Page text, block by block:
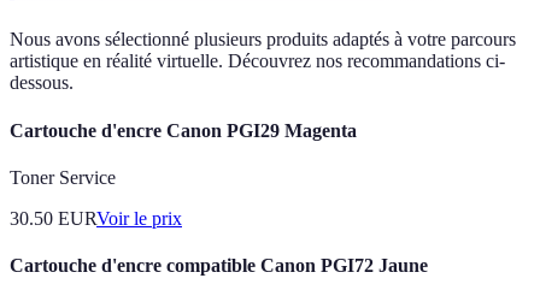
Nous avons sélectionné plusieurs produits adaptés à votre parcours
artistique en réalité virtuelle. Découvrez nos recommandations ci-
dessous.
Cartouche d'encre Canon PGI29 Magenta
Toner Service
30.50 EURVoir le prix
Cartouche d'encre compatible Canon PGI72 Jaune